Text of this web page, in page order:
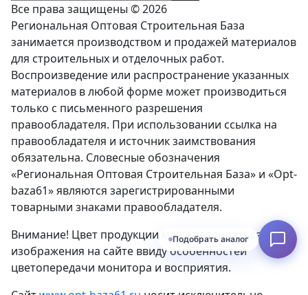
Все права защищены © 2026
Региональная Оптовая Строительная База
занимается производством и продажей материалов
для строительных и отделочных работ.
Воспроизведение или распространение указанных
материалов в любой форме может производиться
только с письменного разрешения
правообладателя. При использовании ссылка на
правообладателя и источник заимствования
обязательна. Словесные обозначения
«Региональная Оптовая Строительная База» и «Opt-
baza61» являются зарегистрированными
товарными знаками правообладателя.
Внимание! Цвет продукции может отличаться от
изображения на сайте ввиду особенностей
цветопередачи монитора и восприятия.